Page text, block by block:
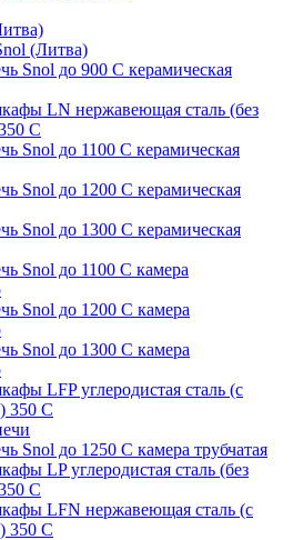
(Литва)
Snol до 900 С керамическая
LN нержавеющая сталь (без
С
Snol до 1100 С керамическая
Snol до 1200 С керамическая
Snol до 1300 С керамическая
Snol до 1100 С камера
Snol до 1200 С камера
Snol до 1300 С камера
LFP углеродистая сталь (с
350 С
Snol до 1250 С камера трубчатая
LP углеродистая сталь (без
С
LFN нержавеющая сталь (с
350 С